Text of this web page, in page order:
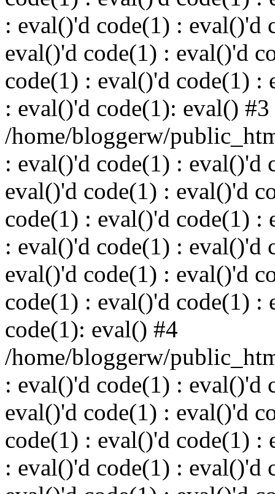
: eval()'d code(1) : eval()'d
eval()'d code(1) : eval()'d
code(1) : eval()'d code(1) :
: eval()'d code(1): eval() #3
/home/bloggerw/
: eval()'d code(1) : eval()'d
eval()'d code(1) : eval()'d
code(1) : eval()'d code(1) :
: eval()'d code(1) : eval()'d
eval()'d code(1) : eval()'d
code(1) : eval()'d code(1) :
code(1): eval() #4
/home/bloggerw/
: eval()'d code(1) : eval()'d
eval()'d code(1) : eval()'d
code(1) : eval()'d code(1) :
: eval()'d code(1) : eval()'d